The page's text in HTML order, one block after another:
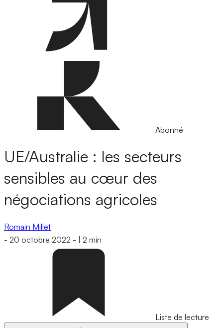
Abonné
UE/Australie : les secteurs
sensibles au cœur des
négociations agricoles
Romain Millet
- 20 octobre 2022 - 2 min
Liste de lecture